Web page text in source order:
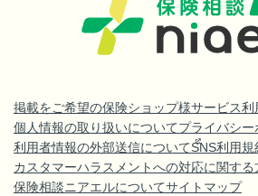
掲載をご希望の保険ショップ様サービス利
個人情報の取り扱いについてプライバシー
利用者情報の外部送信についてSNS利用規
カスタマーハラスメントへの対応に関する
保険相談ニアエルについてサイトマップ